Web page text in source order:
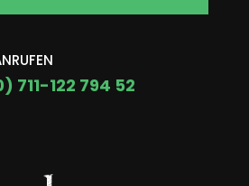
711-122 794 52